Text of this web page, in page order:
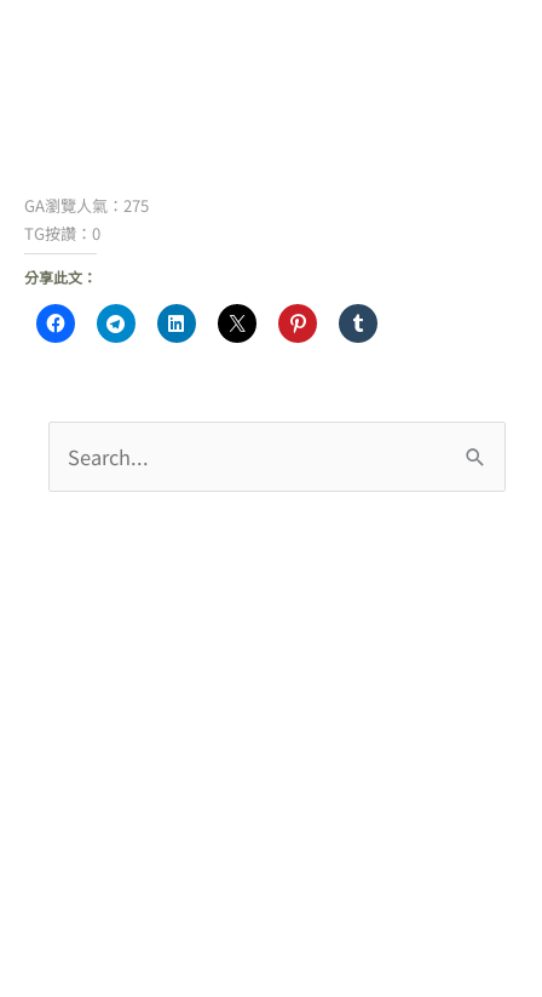
GA瀏覽人氣：275
TG按讚：0
分享此文：